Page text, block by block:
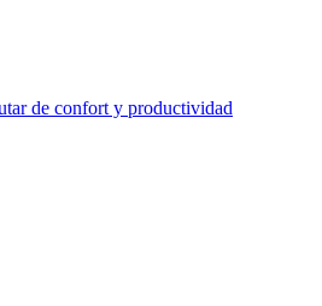
de confort y productividad